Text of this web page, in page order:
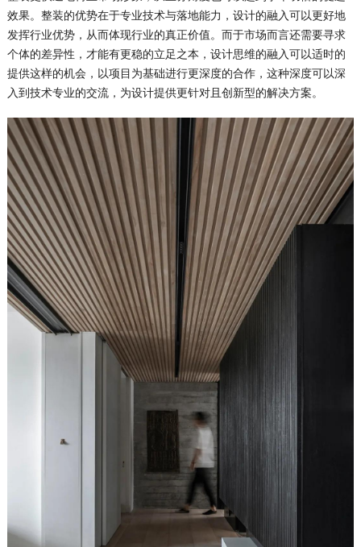
效果。整装的优势在于专业技术与落地能力，设计的融入可以更好地
发挥行业优势，从而体现行业的真正价值。而于市场而言还需要寻求
个体的差异性，才能有更稳的立足之本，设计思维的融入可以适时的
提供这样的机会，以项目为基础进行更深度的合作，这种深度可以深
入到技术专业的交流，为设计提供更针对且创新型的解决方案。